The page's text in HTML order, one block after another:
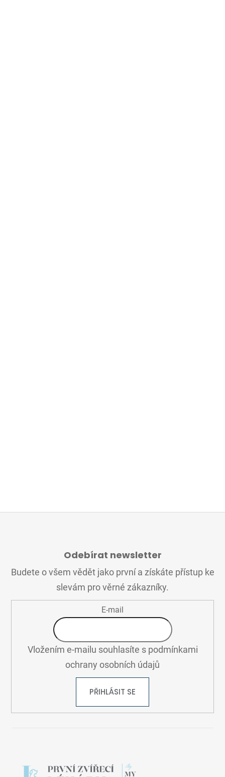
Odebírat newsletter
Budete o všem vědět jako první a získáte přístup ke
slevám pro věrné zákazníky.
E-mail
Vložením e-mailu souhlasíte s podmínkami
ochrany osobních údajů
PŘIHLÁSIT SE